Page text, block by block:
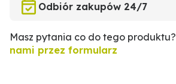
Odbiór zakupów 24/7
Masz pytania co do tego produktu?
nami przez formularz